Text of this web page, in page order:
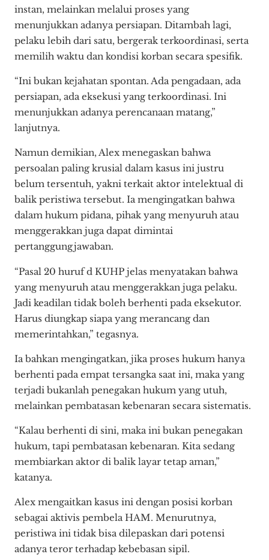
instan, melainkan melalui proses yang
menunjukkan adanya persiapan. Ditambah lagi,
pelaku lebih dari satu, bergerak terkoordinasi, serta
memilih waktu dan kondisi korban secara spesifik.
“Ini bukan kejahatan spontan. Ada pengadaan, ada
persiapan, ada eksekusi yang terkoordinasi. Ini
menunjukkan adanya perencanaan matang,”
lanjutnya.
Namun demikian, Alex menegaskan bahwa
persoalan paling krusial dalam kasus ini justru
belum tersentuh, yakni terkait aktor intelektual di
balik peristiwa tersebut. Ia mengingatkan bahwa
dalam hukum pidana, pihak yang menyuruh atau
menggerakkan juga dapat dimintai
pertanggungjawaban.
“Pasal 20 huruf d KUHP jelas menyatakan bahwa
yang menyuruh atau menggerakkan juga pelaku.
Jadi keadilan tidak boleh berhenti pada eksekutor.
Harus diungkap siapa yang merancang dan
memerintahkan,” tegasnya.
Ia bahkan mengingatkan, jika proses hukum hanya
berhenti pada empat tersangka saat ini, maka yang
terjadi bukanlah penegakan hukum yang utuh,
melainkan pembatasan kebenaran secara sistematis.
“Kalau berhenti di sini, maka ini bukan penegakan
hukum, tapi pembatasan kebenaran. Kita sedang
membiarkan aktor di balik layar tetap aman,”
katanya.
Alex mengaitkan kasus ini dengan posisi korban
sebagai aktivis pembela HAM. Menurutnya,
peristiwa ini tidak bisa dilepaskan dari potensi
adanya teror terhadap kebebasan sipil.